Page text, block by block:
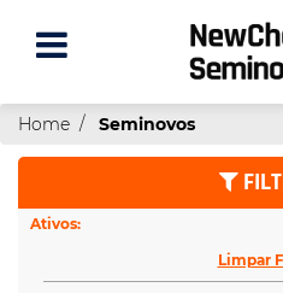
Home Seminovos
Ativos:
Limpar